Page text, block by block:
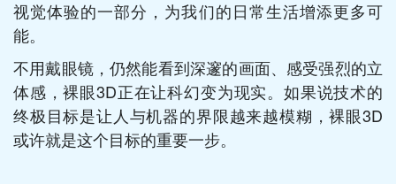
视觉体验的一部分，为我们的日常生活增添更多可
能。
不用戴眼镜，仍然能看到深邃的画面、感受强烈的立
体感，裸眼3D正在让科幻变为现实。如果说技术的
终极目标是让人与机器的界限越来越模糊，裸眼3D
或许就是这个目标的重要一步。